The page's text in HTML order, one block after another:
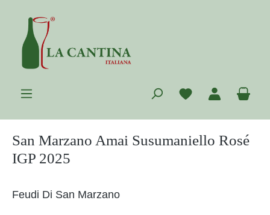
Zum Hauptinhalt springen
Du hast 0
San Marzano Amai Susumaniello Rosé
IGP 2025
Feudi Di San Marzano